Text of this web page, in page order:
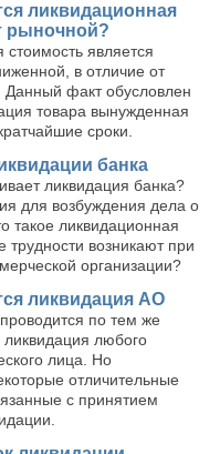
ликвидационная
рыночной?
стоимость является
в отличие от
факт обусловлен
товара вынужденная
сроки.
банка
ликвидация банка?
для возбуждения дела о
такое ликвидационная
трудности возникают при
организации?
ликвидация АО
по тем же
любого
лица. Но
отличительные
с принятием